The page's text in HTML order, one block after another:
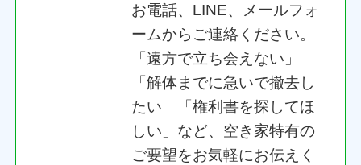
お電話、LINE、メールフォ
ームからご連絡ください。
「遠方で立ち会えない」
「解体までに急いで撤去し
たい」「権利書を探してほ
しい」など、空き家特有の
ご要望をお気軽にお伝えく